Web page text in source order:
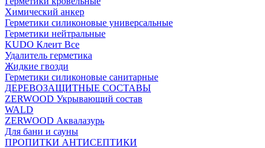
Химический анкер
Герметики силиконовые универсальные
Герметики нейтральные
KUDO Клеит Все
Удалитель герметика
Жидкие гвозди
Герметики силиконовые санитарные
ДЕРЕВОЗАЩИТНЫЕ СОСТАВЫ
ZERWOOD Укрывающий состав
WALD
ZERWOOD Аквалазурь
Для бани и сауны
ПРОПИТКИ АНТИСЕПТИКИ